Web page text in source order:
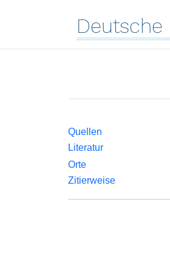
Deutsche
Quellen
Literatur
Orte
Zitierweise